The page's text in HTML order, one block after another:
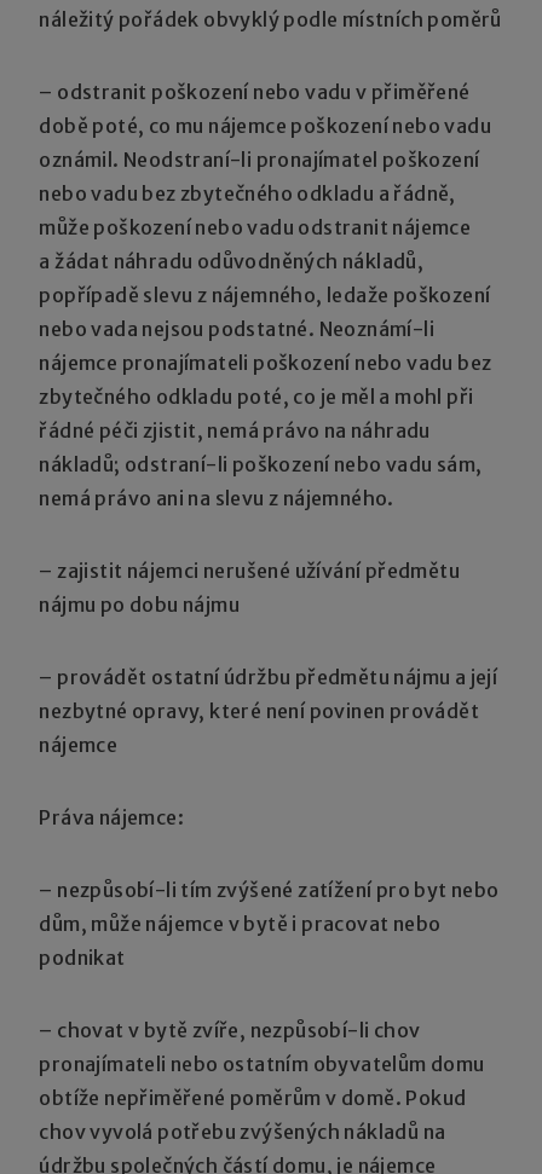
náležitý pořádek obvyklý podle místních poměrů
– odstranit poškození nebo vadu v přiměřené
době poté, co mu nájemce poškození nebo vadu
oznámil. Neodstraní-li pronajímatel poškození
nebo vadu bez zbytečného odkladu a řádně,
může poškození nebo vadu odstranit nájemce
a žádat náhradu odůvodněných nákladů,
popřípadě slevu z nájemného, ledaže poškození
nebo vada nejsou podstatné. Neoznámí-li
nájemce pronajímateli poškození nebo vadu bez
zbytečného odkladu poté, co je měl a mohl při
řádné péči zjistit, nemá právo na náhradu
nákladů; odstraní-li poškození nebo vadu sám,
nemá právo ani na slevu z nájemného.
– zajistit nájemci nerušené užívání předmětu
nájmu po dobu nájmu
– provádět ostatní údržbu předmětu nájmu a její
nezbytné opravy, které není povinen provádět
nájemce
Práva nájemce:
– nezpůsobí-li tím zvýšené zatížení pro byt nebo
dům, může nájemce v bytě i pracovat nebo
podnikat
– chovat v bytě zvíře, nezpůsobí-li chov
pronajímateli nebo ostatním obyvatelům domu
obtíže nepřiměřené poměrům v domě. Pokud
chov vyvolá potřebu zvýšených nákladů na
údržbu společných částí domu, je nájemce